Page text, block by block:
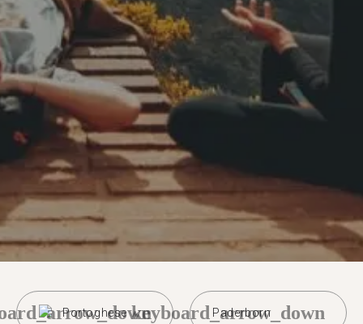
Portoghese Paderborn
keyboard_arrow_down